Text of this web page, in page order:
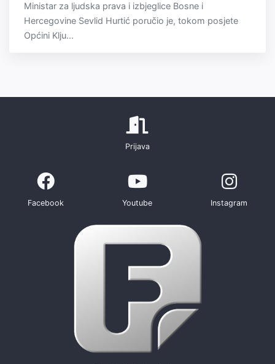
Ministar za ljudska prava i izbjeglice Bosne i
Hercegovine Sevlid Hurtić poručio je, tokom posjete
Općini Klju...
Prijava
Facebook Youtube Instagram